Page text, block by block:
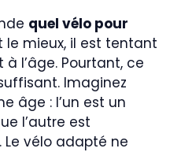
quel vélo pour
le mieux, il est tentant
l’âge. Pourtant, ce
Imaginez
âge : l’un est un
l’autre est
vélo adapté ne